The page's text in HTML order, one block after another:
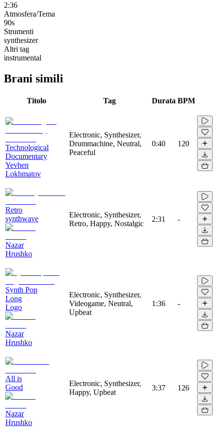
2:36
Atmosfera/Tema
90s
Strumenti
synthesizer
Altri tag
instrumental
Brani simili
Titolo Tag Durata BPM
Technological
Documentary
Yevhen
Lokhmatov
Electronic, Synthesizer,
Drummachine, Neutral,
Peaceful
0:40 120
Retro
synthwave
Nazar
Hrushko
Electronic, Synthesizer,
Retro, Happy, Nostalgic
2:31 -
Synth Pop
Long
Logo
Nazar
Hrushko
Electronic, Synthesizer,
Videogame, Neutral,
Upbeat
1:36 -
All is
Good
Nazar
Hrushko
Electronic, Synthesizer,
Happy, Upbeat
3:37 126